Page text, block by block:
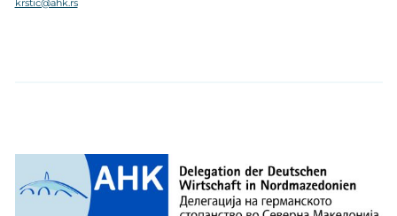
krstic@ahk.rs